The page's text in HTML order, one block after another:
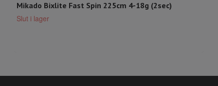
Mikado Bixlite Fast Spin 225cm 4-18g (2sec)
Slut i lager